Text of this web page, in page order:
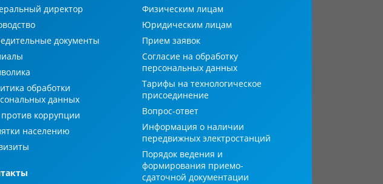
директор
документы
обработки
данных
коррупции
населению
Физическим лицам
Юридическим лицам
Прием заявок
Согласие на обработку
персональных данных
Тарифы на технологическое
присоединение
Вопрос-ответ
Информация о наличии
передвижных электростанций
Порядок ведения и
формирования приемо-
сдаточной документации